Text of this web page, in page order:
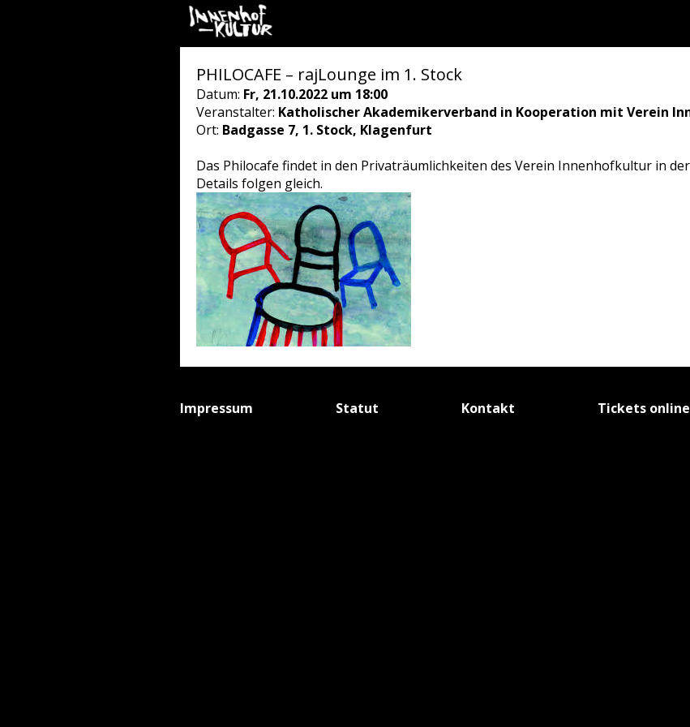
PHILOCAFE – rajLounge im 1. Stock
Datum: Fr, 21.10.2022 um 18:00
Veranstalter: Katholischer Akademikerverband in Kooperation mit Verein
Ort: Badgasse 7, 1. Stock, Klagenfurt
Das Philocafe findet in den Privaträumlichkeiten des Verein Innenhofkultur in
Details folgen gleich.
Impressum Statut Kontakt Tickets